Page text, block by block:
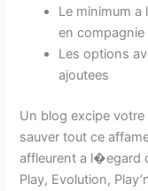
Le minimum
en compagnie
Les options
ajoutees
Un blog excipe
sauver tout ce
affleurent a l�egard
Play, Evolution,